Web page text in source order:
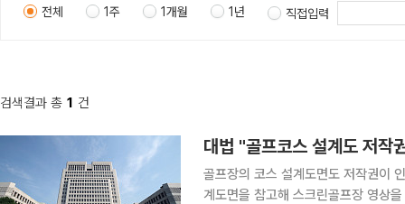
전체 1주 1개월 1년 직접입력
검색결과 총 1 건
대법 "골프코스 설계도 저작
골프장의 코스 설계도면도 저작권이
계도면을 참고해 스크린골프장 영상